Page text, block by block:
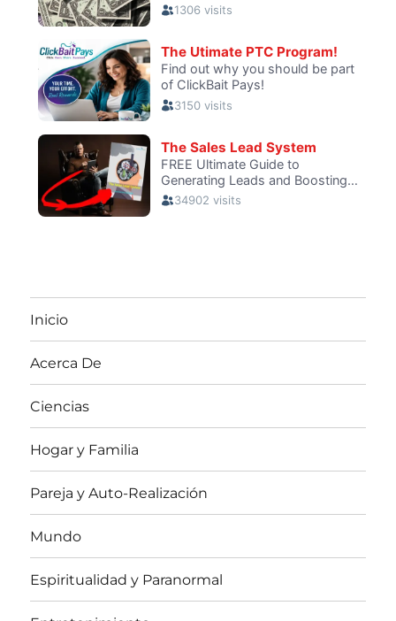
Inicio
Acerca De
Ciencias
Hogar y Familia
Pareja y Auto-Realización
Mundo
Espiritualidad y Paranormal